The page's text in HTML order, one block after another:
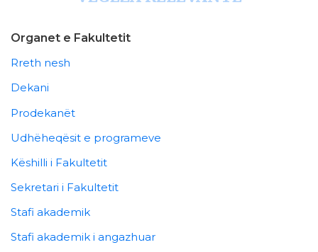
Organet e Fakultetit
Rreth nesh
Dekani
Prodekanët
Udhëheqësit e programeve
Këshilli i Fakultetit
Sekretari i Fakultetit
Stafi akademik
Stafi akademik i angazhuar